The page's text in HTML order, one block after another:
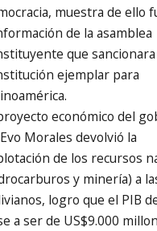
muestra de ello
de la asamblea
que
ejemplar para
económico del
Morales devolvió la
de los recursos
y minería) a
logro que el PIB
a ser de US$9.000